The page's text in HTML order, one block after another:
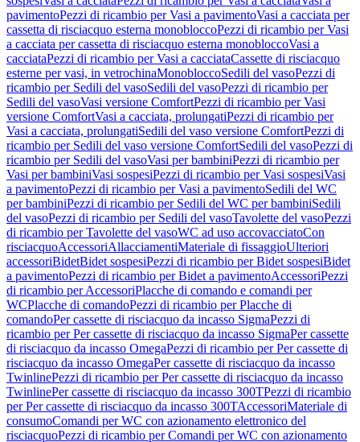
pavimentoPezzi di ricambio per Vasi a pavimentoVasi a cacciata per
cassetta di risciacquo esterna monobloccoPezzi di ricambio per Vasi
a cacciata per cassetta di risciacquo esterna monobloccoVasi a
cacciataPezzi di ricambio per Vasi a cacciataCassette di risciacquo
esterne per vasi, in vetrochinaMonobloccoSedili del vasoPezzi di
ricambio per Sedili del vasoSedili del vasoPezzi di ricambio per
Sedili del vasoVasi versione ComfortPezzi di ricambio per Vasi
versione ComfortVasi a cacciata, prolungatiPezzi di ricambio per
Vasi a cacciata, prolungatiSedili del vaso versione ComfortPezzi di
ricambio per Sedili del vaso versione ComfortSedili del vasoPezzi di
ricambio per Sedili del vasoVasi per bambiniPezzi di ricambio per
Vasi per bambiniVasi sospesiPezzi di ricambio per Vasi sospesiVasi
a pavimentoPezzi di ricambio per Vasi a pavimentoSedili del WC
per bambiniPezzi di ricambio per Sedili del WC per bambiniSedili
del vasoPezzi di ricambio per Sedili del vasoTavolette del vasoPezzi
di ricambio per Tavolette del vasoWC ad uso accovacciatoCon
risciacquoAccessoriAllacciamentiMateriale di fissaggioUlteriori
accessoriBidetBidet sospesiPezzi di ricambio per Bidet sospesiBidet
a pavimentoPezzi di ricambio per Bidet a pavimentoAccessoriPezzi
di ricambio per AccessoriPlacche di comando e comandi per
WCPlacche di comandoPezzi di ricambio per Placche di
comandoPer cassette di risciacquo da incasso SigmaPezzi di
ricambio per Per cassette di risciacquo da incasso SigmaPer cassette
di risciacquo da incasso OmegaPezzi di ricambio per Per cassette di
risciacquo da incasso OmegaPer cassette di risciacquo da incasso
TwinlinePezzi di ricambio per Per cassette di risciacquo da incasso
TwinlinePer cassette di risciacquo da incasso 300TPezzi di ricambio
per Per cassette di risciacquo da incasso 300TAccessoriMateriale di
consumoComandi per WC con azionamento elettronico del
risciacquoPezzi di ricambio per Comandi per WC con azionamento